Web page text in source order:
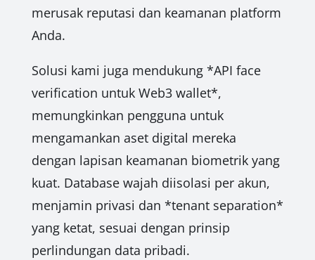
merusak reputasi dan keamanan platform
Anda.
Solusi kami juga mendukung *API face
verification untuk Web3 wallet*,
memungkinkan pengguna untuk
mengamankan aset digital mereka
dengan lapisan keamanan biometrik yang
kuat. Database wajah diisolasi per akun,
menjamin privasi dan *tenant separation*
yang ketat, sesuai dengan prinsip
perlindungan data pribadi.